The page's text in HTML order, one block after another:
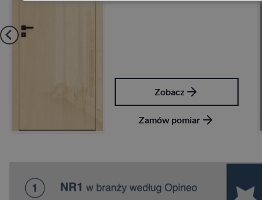
Zobacz
Zamów pomiar